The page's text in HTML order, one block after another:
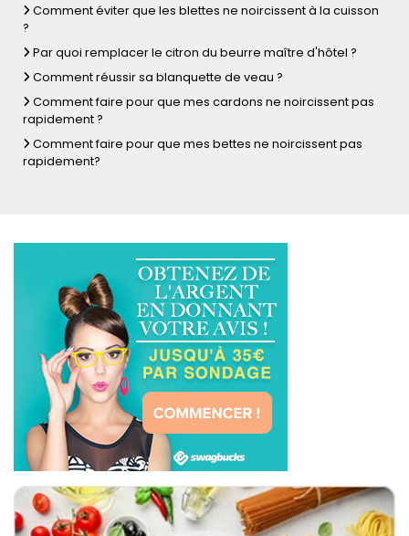
Comment éviter que les blettes ne noircissent à la cuisson
?
Par quoi remplacer le citron du beurre maître d'hôtel ?
Comment réussir sa blanquette de veau ?
Comment faire pour que mes cardons ne noircissent pas
rapidement ?
Comment faire pour que mes bettes ne noircissent pas
rapidement?